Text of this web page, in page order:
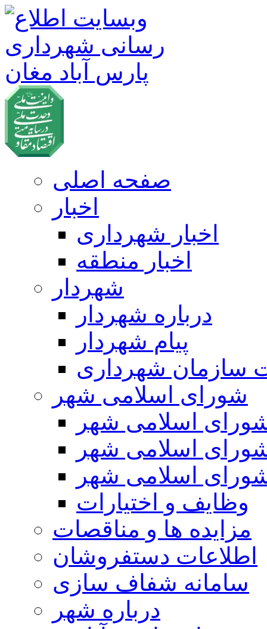
صفحه اصلی
اخبار
اخبار شهرداری
اخبار منطقه
شهردار
درباره شهردار
پیام شهردار
سازمان شهرداری
شورای اسلامی شهر
اسلامی شهر
اسلامی شهر
اسلامی شهر
وظایف و اختیارات
مزایده ها و مناقصات
اطلاعات دستفروشان
سامانه شفاف سازی
درباره شهر